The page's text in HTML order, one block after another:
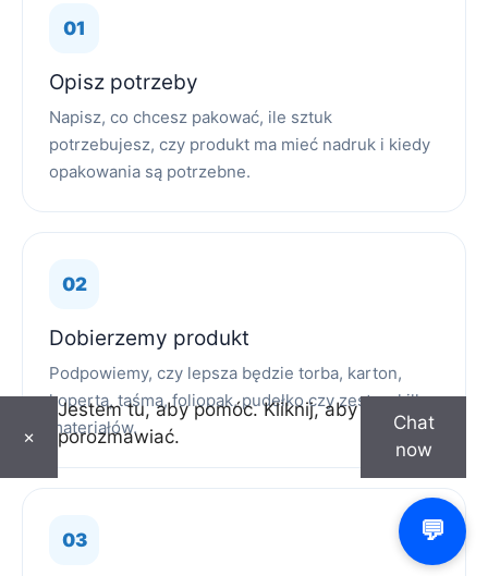
Opisz potrzeby
Napisz, co chcesz pakować, ile sztuk
potrzebujesz, czy produkt ma mieć nadruk i kiedy
opakowania są potrzebne.
Dobierzemy produkt
Podpowiemy, czy lepsza będzie torba, karton,
koperta, taśma, foliopak, pudełko czy zestaw kilku
materiałów.
×
Jestem tu, aby pomóc. Kliknij, aby
porozmawiać.
Chat
now